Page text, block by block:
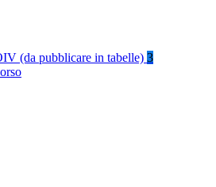
(da pubblicare in tabelle) 3